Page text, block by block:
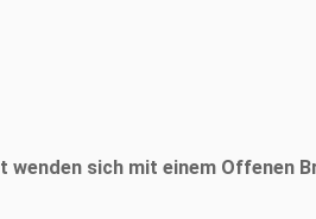
sich mit einem Offenen